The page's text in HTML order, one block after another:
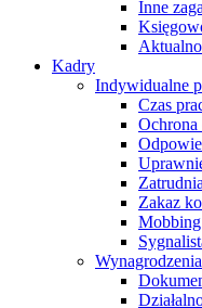
Inne
Kadry
Indywidualne
Czas
Ochrona
Zakaz
Mobbing
Wynagrodzenia